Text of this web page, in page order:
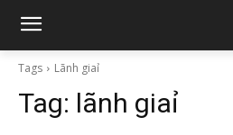
Tags Lãnh giaỉ
Tag: lãnh giaỉ